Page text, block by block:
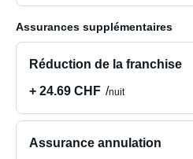
Assurances supplémentaires
Réduction de la franchise
+ 24.69 CHF
nuit
Assurance annulation